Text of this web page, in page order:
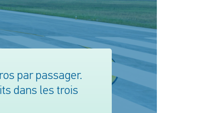
par passager.
dans les trois